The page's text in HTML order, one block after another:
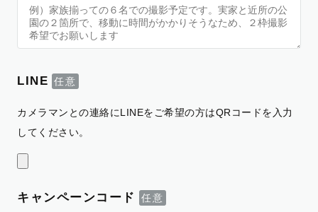
LINE
カメラマンとの連絡にLINEをご希望の方はQRコードを入力
してください。
キャンペーンコード